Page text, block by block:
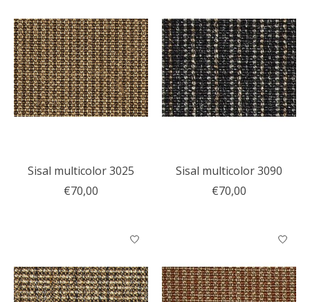
Sisal multicolor 3025
€70,00
Sisal multicolor 3090
€70,00